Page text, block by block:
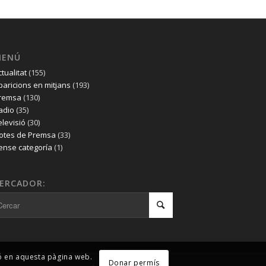
(155)
en mitjans (193)
(130)
(35)
(30)
de Premsa (33)
categoría (1)
aquesta pàgina web.
Donar permís